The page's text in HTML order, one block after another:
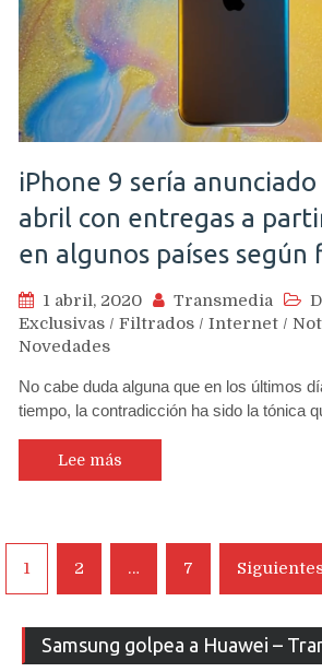
iPhone 9 sería
abril con entregas a
en algunos países según
1 abril, 2020 Transmedia
Exclusivas / Filtrados / Internet /
Novedades
No cabe duda alguna que en los últimos
tiempo, la contradicción ha sido la tónica
Lee más
Navegación
de
entradas
1 2 … 7
Samsung golpea a Huawei –